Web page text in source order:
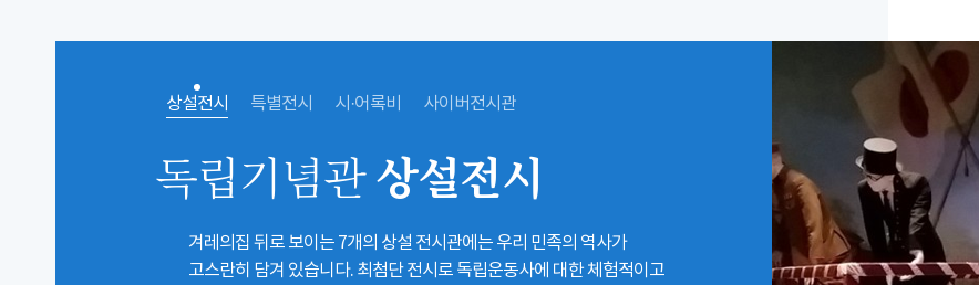
상설전시 특별전시 시·어록비 사이버전시관
독립기념관상설전시
겨레의집 뒤로 보이는 7개의 상설 전시관에는 우리 민족의 역사가
고스란히 담겨 있습니다. 최첨단 전시로 독립운동사에 대한 체험적이고